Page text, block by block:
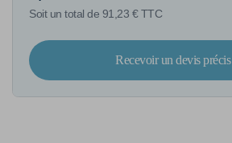
Soit un total de 91,23 € TTC
Recevoir un devis précis